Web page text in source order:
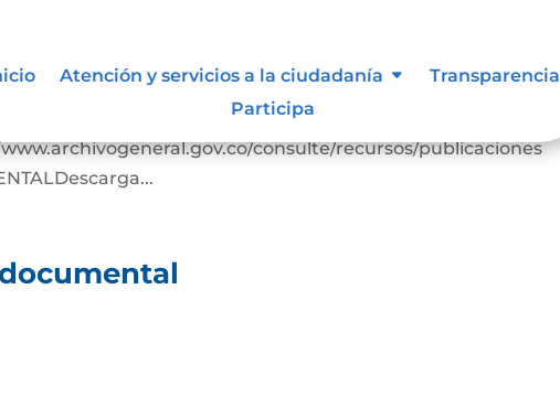
Atención y servicios a la ciudadanía
Transparencia
Participa
Cuadro clasificación documentalDescarga
consulte/recursos/publicaciones